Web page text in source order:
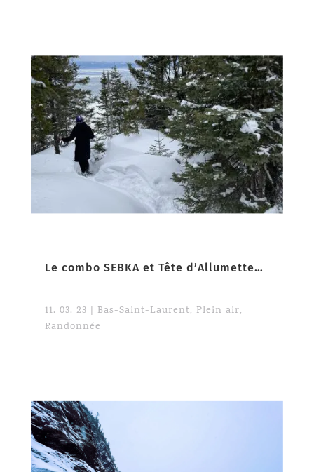
Le combo SEBKA et Tête d’Allumette… aussi l’hiver
11. 03. 23 | Bas-Saint-Laurent, Plein air,
Randonnée